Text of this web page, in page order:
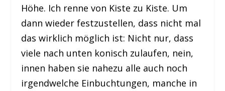
Höhe. Ich renne von Kiste zu Kiste. Um
dann wieder festzustellen, dass nicht mal
das wirklich möglich ist: Nicht nur, dass
viele nach unten konisch zulaufen, nein,
innen haben sie nahezu alle auch noch
irgendwelche Einbuchtungen, manche in